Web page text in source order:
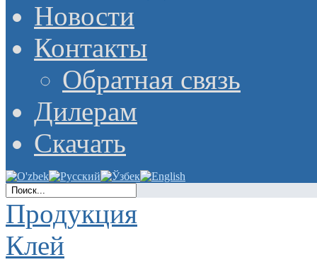
Новости
Контакты
Обратная связь
Дилерам
Скачать
Продукция
Клей